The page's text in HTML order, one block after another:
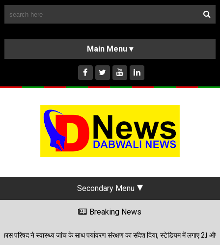
HOME
ABOUT US
INSTAGRAM
Secondary Menu
Breaking News
पर्यावरण संरक्षण का संदेश दिया, स्टेडियम में लगाए 21 औषधीय पौधे, 65 लोगों की शुगर